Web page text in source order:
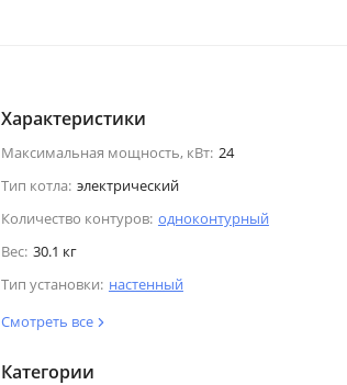
Характеристики
Максимальная мощность, кВт: 24
Тип котла: электрический
Количество контуров: одноконтурный
Вес: 30.1 кг
Тип установки: настенный
Смотреть все
Категории